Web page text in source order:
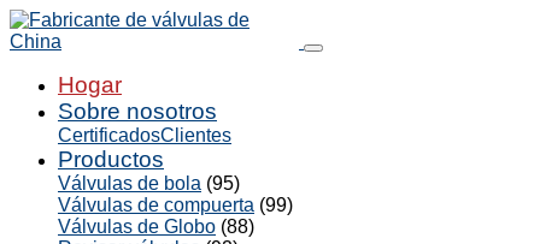
Hogar
Sobre nosotros
CertificadosClientes
Productos
Válvulas de bola (95)
Válvulas de compuerta (99)
Válvulas de Globo (88)